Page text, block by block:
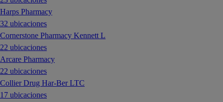
Harps Pharmacy
32 ubicaciones
Cornerstone Pharmacy Kennett L
22 ubicaciones
Arcare Pharmacy
22 ubicaciones
Collier Drug Har-Ber LTC
17 ubicaciones